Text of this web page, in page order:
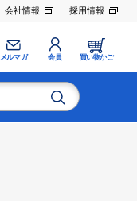
会社情報 採用情報
メルマガ 会員 買い物かご